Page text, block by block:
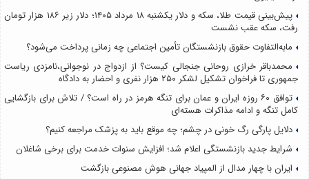
پیش‌بینی قیمت طلا، سکه و دلار یکشنبه ۱۸ مرداد ۱۴۰۵؛ دلار زیر ۱۸۶ هزار تومان
رفت، سکه عقب نشست
مابه‌التفاوت حقوق بازنشستگان تأمین اجتماعی چه زمانی پرداخت می‌شود؟
محمدباقر خرازی روحانی جنجالی کیست؟ از ازدواج در نوجوانی،نامزدی ریاست
جمهوری تا فراخوان تشکیل لشکر ۲۵۰ هزار نفری و احضار به دادگاه
توافق ۶۰ روزه ایران و عمان برای تنگه هرمز در راه است؟ / تلاش برای بازگشایی
کامل تنگه و ادامه مذاکرات هسته‌ای
دلایل پارگی رگ خونی در چشم؛ چه موقع باید به پزشک مراجعه کنیم؟
شرایط جدید بازنشستگی اعلام شد؛ افزایش سنوات خدمت برای برخی شاغلان
ایران با چهار مدال از المپیاد جهانی هوش مصنوعی بازگشت